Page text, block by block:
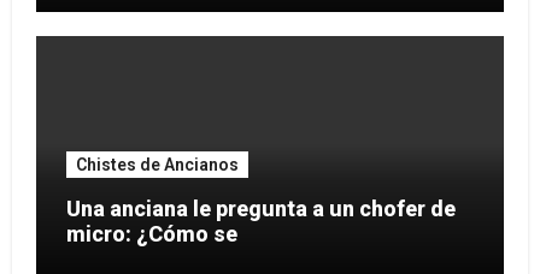
Chistes de Ancianos
Una anciana le pregunta a un chofer de
micro: ¿Cómo se